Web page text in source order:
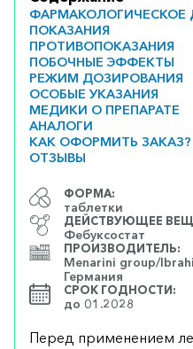
ФАРМАКОЛОГИЧЕСКОЕ
ПОКАЗАНИЯ
ПРОТИВОПОКАЗАНИЯ
ПОБОЧНЫЕ ЭФФЕКТЫ
РЕЖИМ ДОЗИРОВАНИЯ
ОСОБЫЕ УКАЗАНИЯ
МЕДИКИ О ПРЕПАРАТЕ
АНАЛОГИ
КАК ОФОРМИТЬ ЗАКАЗ?
ОТЗЫВЫ
ФОРМА:
таблетки
ДЕЙСТВУЮЩЕЕ
Фебуксостат
ПРОИЗВОДИТЕЛЬ:
Menarini group/
Германия
СРОК ГОДНОСТИ:
до 01.2028
Перед применением